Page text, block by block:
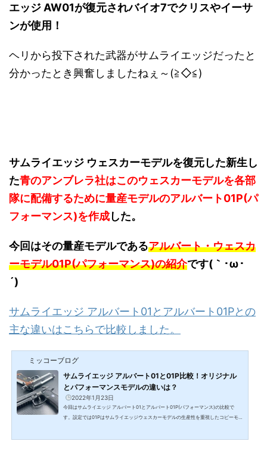
エッジ AW01が復元されバイオ7でクリスやイーサ
ンが使用！
ヘリから投下された武器がサムライエッジだったと
分かったとき興奮しましたねぇ～(≧◇≦)
サムライエッジ ウェスカーモデルを復元した新生し
た青のアンブレラ社はこのウェスカーモデルを各部
隊に配備するために量産モデルのアルバート01P(パ
フォーマンス)を作成した。
今回はその量産モデルであるアルバート・ウェスカ
ーモデル01P(パフォーマンス)の紹介です(｀･ω･
´)ゞ
サムライエッジ アルバート01とアルバート01Pとの
主な違いはこちらで比較しました。
ミッコーブログ
サムライエッジ アルバート01と01P比較！オリジナル
とパフォーマンスモデルの違いは？
2022年1月23日
今回はサムライエッジ アルバート01とアルバート01P(パフォーマンス)の比較で
す。設定では01Pはサムライエッジウェスカーモデルの生産性を重視したコピーモデ